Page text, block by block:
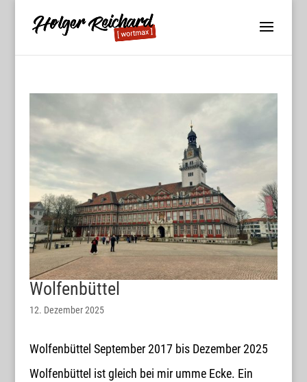
Wolfenbüttel
12. Dezember 2025
Wolfenbüttel September 2017 bis Dezember 2025
Wolfenbüttel ist gleich bei mir umme Ecke. Ein